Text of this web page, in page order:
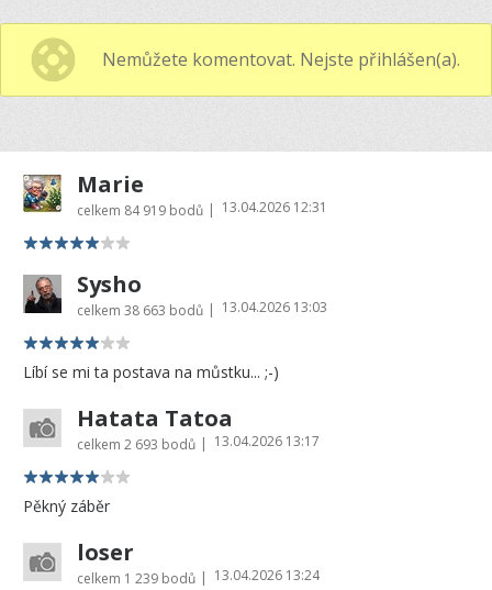
Nemůžete komentovat. Nejste přihlášen(a).
Marie
celkem 84 919 bodů | 13.04.2026 12:31
Sysho
celkem 38 663 bodů | 13.04.2026 13:03
Líbí se mi ta postava na můstku... ;-)
Hatata Tatoa
celkem 2 693 bodů | 13.04.2026 13:17
Pěkný záběr
loser
celkem 1 239 bodů | 13.04.2026 13:24